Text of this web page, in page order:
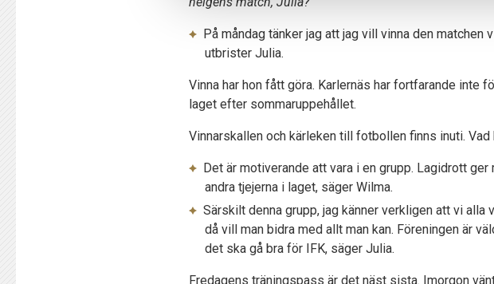
På måndag tänker jag att jag vill vinna den matchen
utbrister Julia.
Vinna har hon fått göra. Karlernäs har fortfarande inte
laget efter sommaruppehållet.
Vinnarskallen och kärleken till fotbollen finns inuti.
Det är motiverande att vara i en grupp. Lagidrott
andra tjejerna i laget, säger Wilma.
Särskilt denna grupp, jag känner verkligen att vi
då vill man bidra med allt man kan. Föreningen är
det ska gå bra för IFK, säger Julia.
Fredagens träningspass är det näst sista. Imorgon